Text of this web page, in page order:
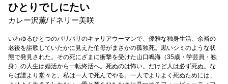
ひとりでしにたい
カレー沢薫/ ドネリー美咲
いわゆるひとつのバリバリのキャリアウーマンで、優雅な独身生活、余裕の
老後を謳歌していたかに見えた伯母がまさかの孤独死。黒いシミのような状
態で発見された。その死にざまに衝撃を受けた山口鳴海（35歳・学芸員・独
身）の人生は婚活から一転終活へ。死ぬのは怖い。だけど人は必ず死ぬ。な
らば誰より堂々と、私は一人で死んでやる。一人でよりよく死ぬためには、